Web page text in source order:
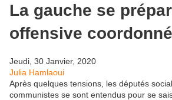
La gauche se
offensive
Jeudi, 30 Janvier, 2020
Julia Hamlaoui
Après quelques tensions, les députés
communistes se sont entendus pour se